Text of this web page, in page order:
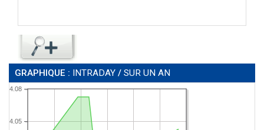
GRAPHIQUE : INTRADAY / SUR UN AN
4.05
4.08